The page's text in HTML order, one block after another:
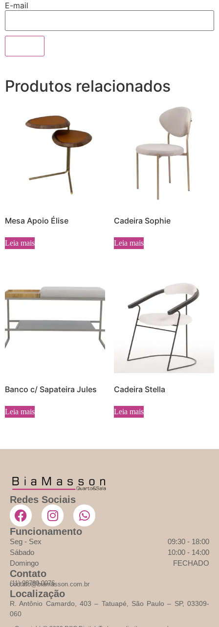
E-mail
Produtos relacionados
Mesa Apoio Élise
Leia mais
Cadeira Sophie
Leia mais
Banco c/ Sapateira Jules
Leia mais
Cadeira Stella
Leia mais
Redes Sociais
Funcionamento
Seg - Sex
09:30 - 18:00
Sábado
10:00 - 14:00
Domingo
FECHADO
Contato
(11) 98780-0076
contato@biamasson.com.br
Localização
R. Antônio Camardo, 403 – Tatuapé, São Paulo – SP, 03309-
060